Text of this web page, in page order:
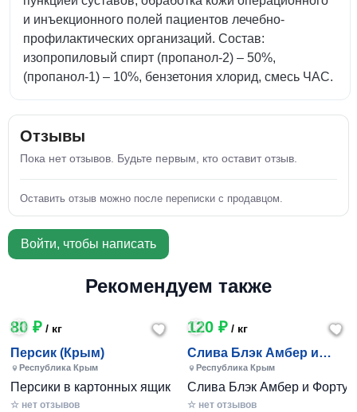
и инъекционного полей пациентов лечебно-
профилактических организаций. Состав:
изопропиловый спирт (пропанол-2) – 50%,
(пропанол-1) – 10%, бензетония хлорид, смесь ЧАС.
Отзывы
Пока нет отзывов. Будьте первым, кто оставит отзыв.
Оставить отзыв можно после переписки с продавцом.
Войти, чтобы написать
Рекомендуем также
80 ₽ / кг
Персик (Крым)
Республика Крым
Персики в картонных ящиках по 7-10 кг. Цена 80-200 руб
☆ нет отзывов
120 ₽/ кг
Слива Блэк Амбер и
Фортуна (Крым)
Республика Крым
Слива Блэк Амбер и
☆ нет отзывов